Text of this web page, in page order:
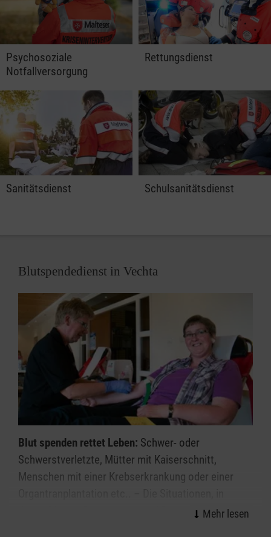
Psychosoziale
Notfallversorgung
Rettungsdienst
Sanitätsdienst Schulsanitätsdienst
Blutspendedienst in Vechta
Blut spenden rettet Leben: Schwer- oder
Schwerstverletzte, Mütter mit Kaiserschnitt,
Menschen mit einer Krebserkrankung oder einer
denen Blut für Patientinnen und Patienten benötigt